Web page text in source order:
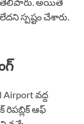
స్పష్టం చేశారు.
వద్ద
ఆఫ్